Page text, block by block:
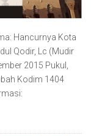
Hancurnya Kota
Qodir, Lc (Mudir
2015 Pukul,
Kodim 1404